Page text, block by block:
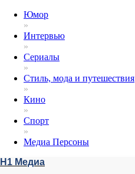
Юмор
»
Интервью
»
Сериалы
»
Стиль, мода и путешествия
»
Кино
»
Спорт
»
Медиа Персоны
Н1 Медиа